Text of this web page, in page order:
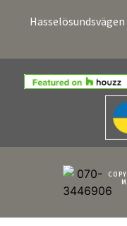
Hasselösundsvägen